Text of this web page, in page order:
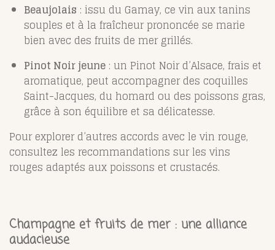
Beaujolais : issu du Gamay, ce vin aux tanins
souples et à la fraîcheur prononcée se marie
bien avec des fruits de mer grillés.
Pinot Noir jeune : un Pinot Noir d’Alsace, frais et
aromatique, peut accompagner des coquilles
Saint-Jacques, du homard ou des poissons gras,
grâce à son équilibre et sa délicatesse.
Pour explorer d’autres accords avec le vin rouge,
consultez les recommandations sur les vins
rouges adaptés aux poissons et crustacés.
Champagne et fruits de mer : une alliance
audacieuse